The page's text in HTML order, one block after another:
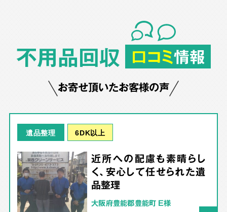
不用品回収 口コミ情報
お寄せ頂いたお客様の声
遺品整理 6DK以上
近所への配慮も素晴らし
く、安心して任せられた遺
品整理
大阪府豊能郡豊能町 E様